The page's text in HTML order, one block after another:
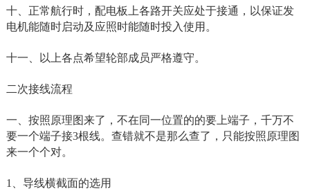
十、正常航行时，配电板上各路开关应处于接通，以保证发
电机能随时启动及应照时能随时投入使用。
十一、以上各点希望轮部成员严格遵守。
二次接线流程
一、按照原理图来了，不在同一位置的的要上端子，千万不
要一个端子接3根线。查错就不是那么查了，只能按照原理图
来一个个对。
1、导线横截面的选用